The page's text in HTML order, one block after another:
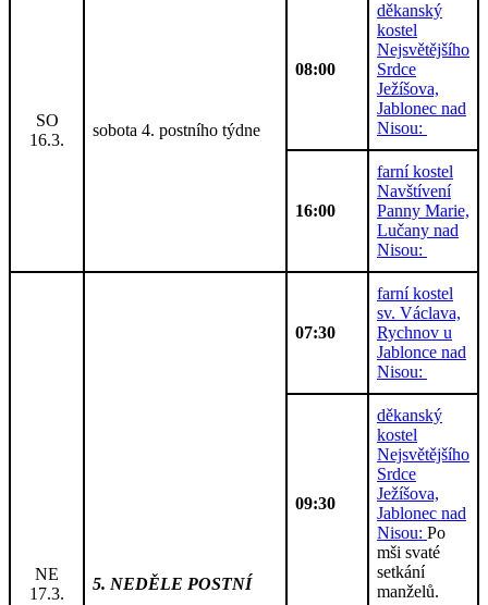
SO
16.3.
sobota 4. postního týdne
08:00
děkanský
kostel
Nejsvětějšího
Srdce
Ježíšova,
Jablonec nad
Nisou:
16:00
farní kostel
Navštívení
Panny Marie,
Lučany nad
Nisou:
NE
17.3.
5. NEDĚLE POSTNÍ
07:30
farní kostel
sv. Václava,
Rychnov u
Jablonce nad
Nisou:
09:30
děkanský
kostel
Nejsvětějšího
Srdce
Ježíšova,
Jablonec nad
Nisou: Po
mši svaté
setkání
manželů.